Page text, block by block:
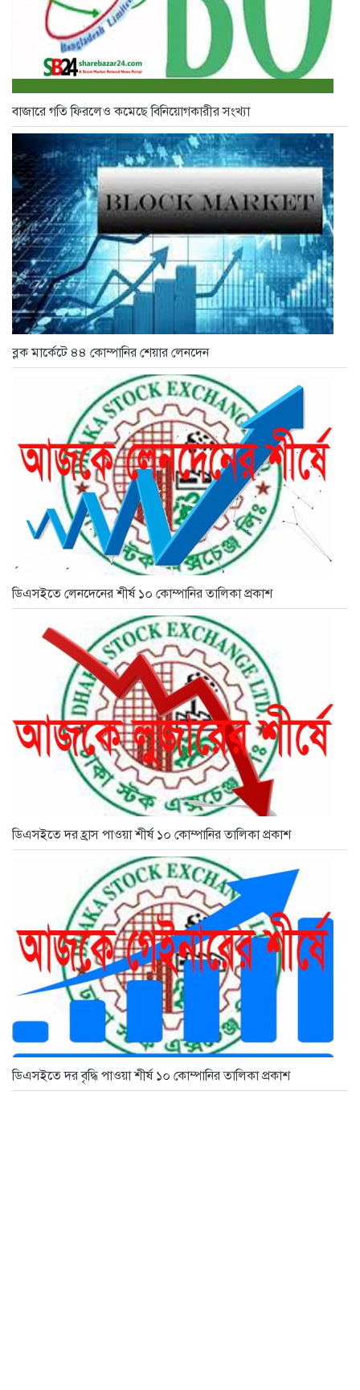
বাজারে গতি ফিরলেও কমেছে বিনিয়োগকারীর সংখ্যা
ব্লক মার্কেটে ৪৪ কোম্পানির শেয়ার লেনদেন
ডিএসইতে লেনদেনের শীর্ষ ১০ কোম্পানির তালিকা প্রকাশ
ডিএসইতে দর হ্রাস পাওয়া শীর্ষ ১০ কোম্পানির তালিকা প্রকাশ
ডিএসইতে দর বৃদ্ধি পাওয়া শীর্ষ ১০ কোম্পানির তালিকা প্রকাশ